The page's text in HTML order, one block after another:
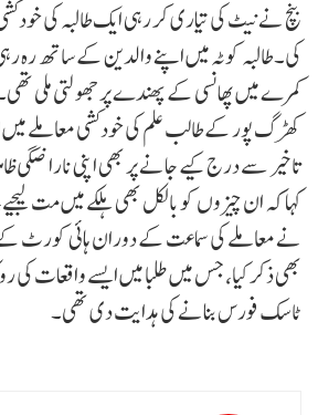
بنچ نے نیٹ کی تیاری کر رہی ایک طالبہ کی
کی۔ طالبہ کوٹہ میں اپنے والدین کے ساتھ رہ
کمرے میں پھانسی کے پھندے پر جھولتی ملی
تاخیر سے درج کیے جانے پر بھی اپنی
کہا کہ ان چیزوں کو بالکل بھی ہلکے میں مت
نے معاملے کی سماعت کے دوران ہائی کورٹ کے
بھی ذکر کیا، جس میں طلبا میں ایسے واقعات
ٹاسک فورس بنانے کی ہدایت دی تھی۔